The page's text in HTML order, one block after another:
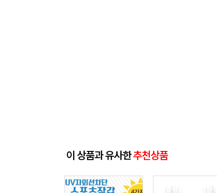
이 상품과 유사한추천상품